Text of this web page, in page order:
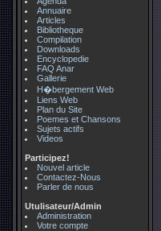
Annuaire
Articles
Bibliotheque
Compilation
Downloads
Encyclopedie
FAQ Anar
Gallerie
H�bergement Web
Liens Web
Plan du Site
Poemes et Chansons
Sujets actifs
Videos
Participez!
Nouvel article
Contactez-Nous
Parler de nous
Utulisateur/Admin
Administration
Votre compte